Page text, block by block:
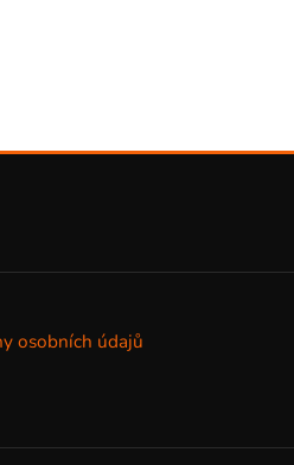
osobních údajů